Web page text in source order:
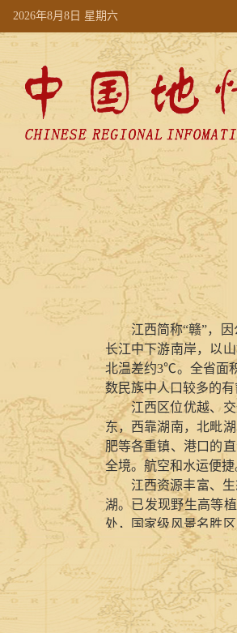
2026年8月8日 星期六
江西简称“赣”，
长江中下游南岸，以
北温差约3℃。全省面
数民族中人口较多的有
江西区位优越、
东，西靠湖南，北毗
肥等各重镇、港口的
全境。航空和水运便捷
江西资源丰富、
湖。已发现野生高等
处，国家级风景名胜
丰富，已查明有资源
“世界钨都”、“稀土王
江西物产丰富、
“清、香、醇、纯”，
茶、中华猕猴桃、赣